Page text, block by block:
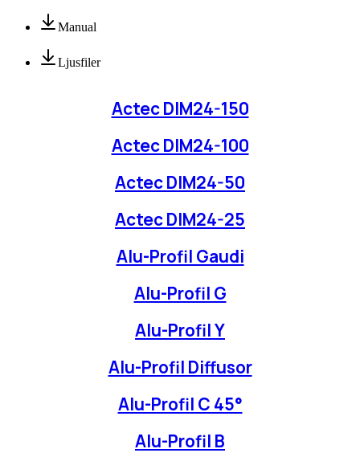
Manual
Ljusfiler
Actec DIM24-150
Actec DIM24-100
Actec DIM24-50
Actec DIM24-25
Alu-Profil Gaudi
Alu-Profil G
Alu-Profil Y
Alu-Profil Diffusor
Alu-Profil C 45°
Alu-Profil B